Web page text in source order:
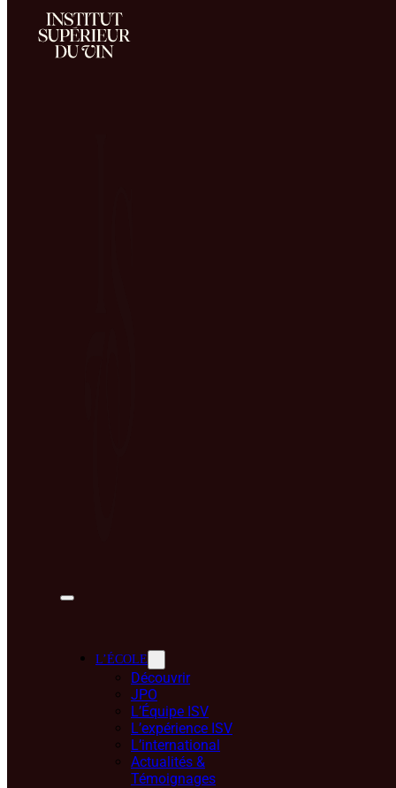
L’ÉCOLE
Découvrir
JPO
L’Équipe ISV
L’expérience ISV
L’international
Actualités &
Témoignages